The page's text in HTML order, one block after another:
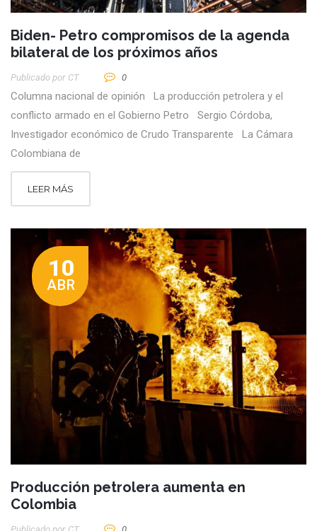
Biden- Petro compromisos de la agenda
bilateral de los próximos años
Publicado por CT 0
Columna nacional de opinión La producción petrolera y el
conflicto armado en el Gobierno Petro Sergio Córdoba,
Investigador económico de Crudo Transparente La Cámara
Colombiana de
LEER MÁS
10
ABR
Producción petrolera aumenta en
Colombia